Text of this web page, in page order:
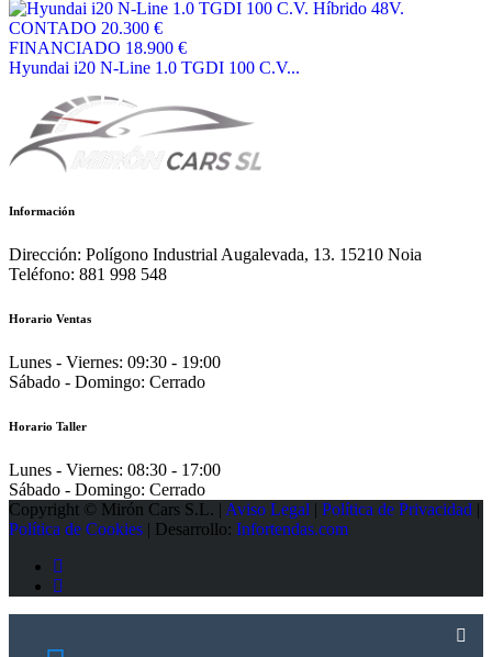
CONTADO 20.300 €
FINANCIADO 18.900 €
Hyundai i20 N-Line 1.0 TGDI 100 C.V...
Información
Dirección: Polígono Industrial Augalevada, 13. 15210 Noia
Teléfono: 881 998 548
Horario Ventas
Lunes - Viernes: 09:30 - 19:00
Sábado - Domingo: Cerrado
Horario Taller
Lunes - Viernes: 08:30 - 17:00
Sábado - Domingo: Cerrado
Copyright © Mirón Cars S.L. | Aviso Legal | Política de Privacidad |
Política de Cookies | Desarrollo: Infortendas.com